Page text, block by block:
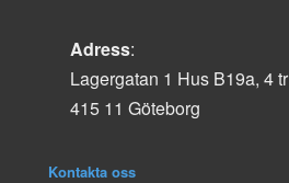
Adress:
Lagergatan 1 Hus B19a, 4 tr
415 11 Göteborg
Kontakta oss